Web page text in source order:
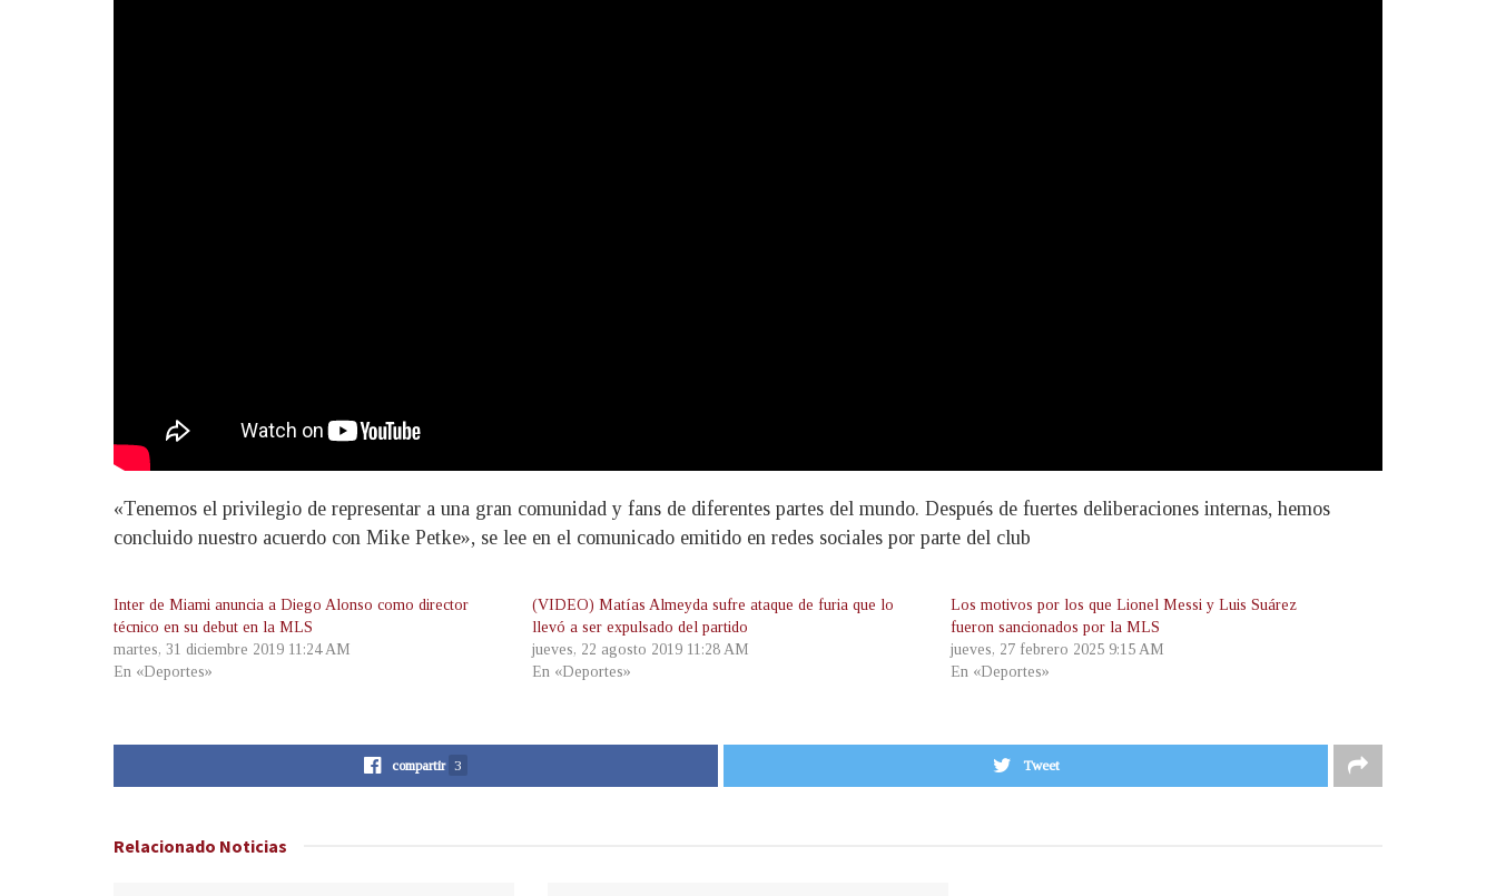
«Tenemos el privilegio de representar a una gran comunidad y fans de diferentes partes del mundo. Después de fuertes deliberaciones internas, hemos
concluido nuestro acuerdo con Mike Petke», se lee en el comunicado emitido en redes sociales por parte del club
Inter de Miami anuncia a Diego Alonso como director
técnico en su debut en la MLS
martes, 31 diciembre 2019 11:24 AM
En «Deportes»
(VIDEO) Matías Almeyda sufre ataque de furia que lo
llevó a ser expulsado del partido
jueves, 22 agosto 2019 11:28 AM
En «Deportes»
Los motivos por los que Lionel Messi y Luis Suárez
fueron sancionados por la MLS
jueves, 27 febrero 2025 9:15 AM
En «Deportes»
compartir 3 Tweet
Relacionado Noticias